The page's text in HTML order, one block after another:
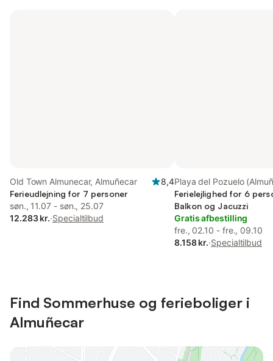
Old Town Almunecar, Almuñecar
8,4
Ferieudlejning for 7 personer
søn., 11.07 - søn., 25.07
12.283 kr.·Specialtilbud
Playa del Pozuelo
Almuñecar
Ferielejlighed for 6
Balkon og Jacuzzi
Gratis afbestilling
fre., 02.10 - fre., 09.10
8.158 kr.·Specialtilbud
Find Sommerhuse og ferieboliger i
Almuñecar